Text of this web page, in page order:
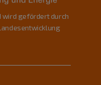
wird gefördert durch